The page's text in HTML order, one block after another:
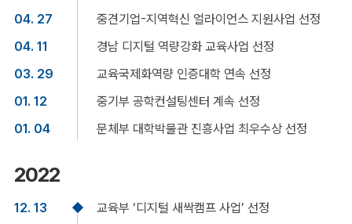
04. 27
중견기업-지역혁신 얼라이언스 지원사업 선정
04. 11
경남 디지털 역량강화 교육사업 선정
03. 29
교육국제화역량 인증대학 연속 선정
01. 12
중기부 공학컨설팅센터 계속 선정
01. 04
문체부 대학박물관 진흥사업 최우수상 선정
2022
12. 13 교육부 ‘디지털 새싹캠프 사업’ 선정